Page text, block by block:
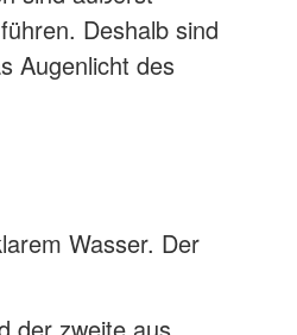
Deshalb sind
Augenlicht des
Wasser. Der